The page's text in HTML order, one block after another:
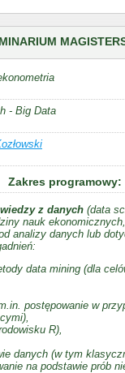
- Big Data
Zakres programowy:
z danych (data
nauk
analizy danych lub
data mining (dla
postępowanie w
R),
danych (w tym
na podstawie prób